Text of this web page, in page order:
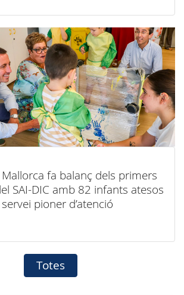
Mallorca fa balanç dels primers
SAI-DIC amb 82 infants atesos
pioner d’atenció
Totes